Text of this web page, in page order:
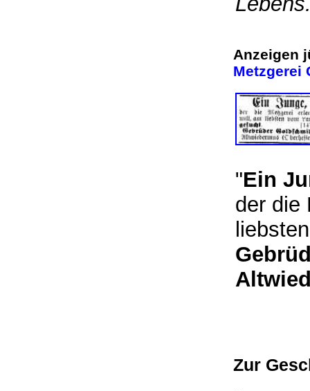
Anzeigen
Metzgerei
"Ein
der die
Zur